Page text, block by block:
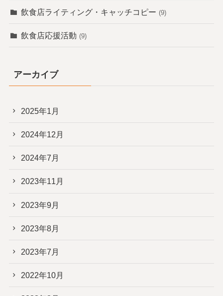
飲食店ライティング・キャッチコピー (9)
飲食店応援活動 (9)
アーカイブ
2025年1月
2024年12月
2024年7月
2023年11月
2023年9月
2023年8月
2023年7月
2022年10月